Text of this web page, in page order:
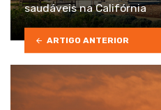
saudáveis ​​na Califórnia
ARTIGO ANTERIOR